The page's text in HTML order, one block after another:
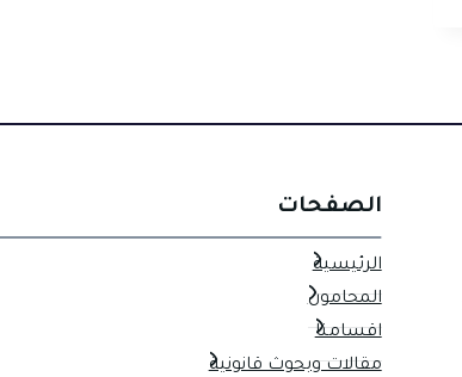
الصفحات
الرئيسية
المحامون
اقسامنا
مقالات وبحوث قانونية